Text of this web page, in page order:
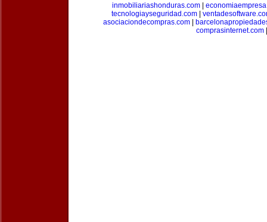
inmobiliariashonduras.com
tecnologiayseguridad.com|
asociaciondecompras.com|
comprasinternet.com